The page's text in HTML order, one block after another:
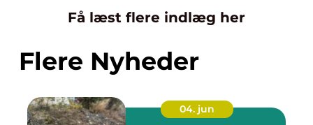
Få læst flere indlæg her
Flere Nyheder
04. jun